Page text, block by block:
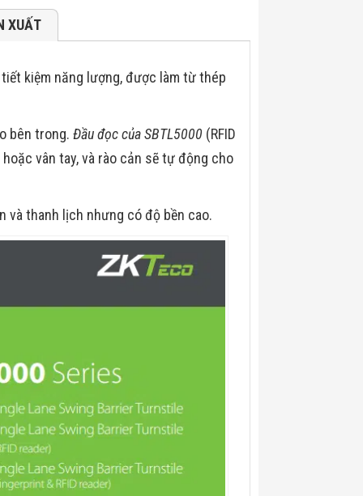
XUẤT
kiệm năng lượng, được làm từ thép
bên trong. Đầu đọc của SBTL5000 (RFID
vân tay, và rào cản sẽ tự động cho
thanh lịch nhưng có độ bền cao.